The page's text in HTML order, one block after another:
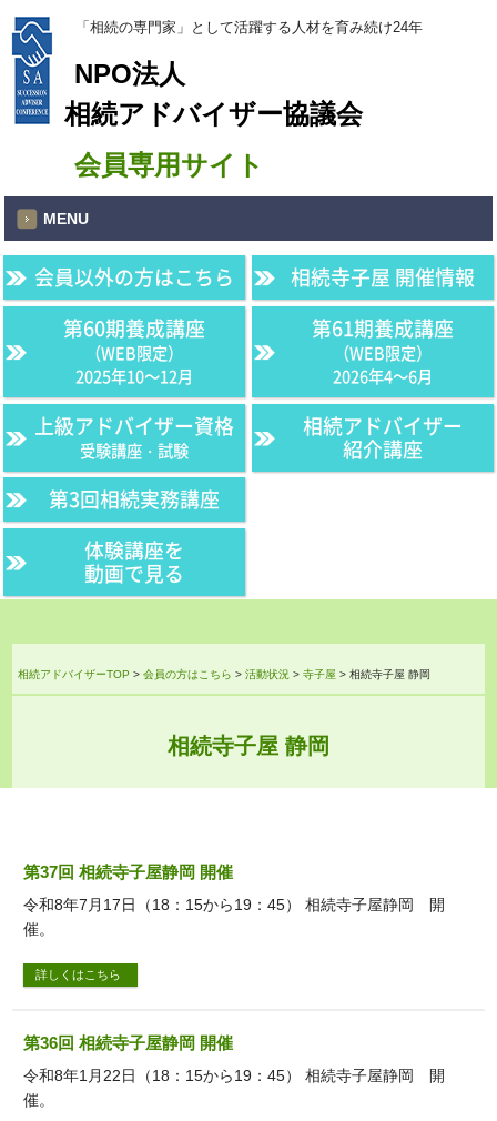
「相続の専門家」として活躍する人材を育み続け24年
NPO法人
相続アドバイザー協議会
会員専用サイト
MENU
会員以外の方はこちら
相続寺子屋 開催情報
第60期養成講座
（WEB限定）
2025年10〜12月
第61期養成講座
（WEB限定）
2026年4〜6月
上級アドバイザー資格
受験講座・試験
第3回相続実務講座
相続アドバイザー
紹介講座
体験講座を
動画で見る
相続アドバイザーTOP >会員の方はこちら >活動状況 >寺子屋 >相続寺子屋 静岡
相続寺子屋 静岡
第37回 相続寺子屋静岡 開催
令和8年7月17日（18：15から19：45） 相続寺子屋静岡 開
催。
詳しくはこちら
第36回 相続寺子屋静岡 開催
令和8年1月22日（18：15から19：45） 相続寺子屋静岡 開
催。